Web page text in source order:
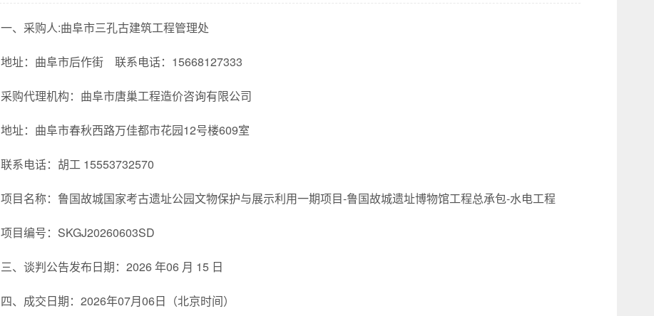
一、采购人:曲阜市三孔古建筑工程管理处
地址：曲阜市后作街 联系电话：15668127333
采购代理机构：曲阜市唐巢工程造价咨询有限公司
地址：曲阜市春秋西路万佳都市花园12号楼609室
联系电话：胡工 15553732570
项目名称：鲁国故城国家考古遗址公园文物保护与展示利用一期项目-鲁国故城遗址博物馆工程总承包-水电工程
项目编号：SKGJ20260603SD
三、谈判公告发布日期：2026 年06 月 15 日
四、成交日期：2026年07月06日（北京时间）